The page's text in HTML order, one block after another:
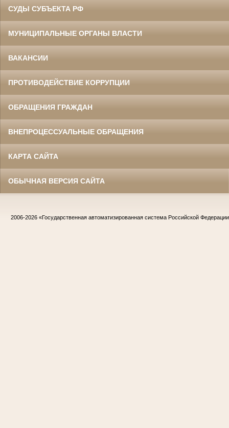
СУДЫ СУБЪЕКТА РФ
МУНИЦИПАЛЬНЫЕ ОРГАНЫ ВЛАСТИ
ВАКАНСИИ
ПРОТИВОДЕЙСТВИЕ КОРРУПЦИИ
ОБРАЩЕНИЯ ГРАЖДАН
ВНЕПРОЦЕССУАЛЬНЫЕ ОБРАЩЕНИЯ
КАРТА САЙТА
ОБЫЧНАЯ ВЕРСИЯ САЙТА
2006-2026 «Государственная автоматизированная система Российской